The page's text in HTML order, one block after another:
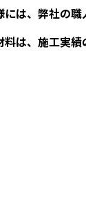
には、弊社の
料は、施工実